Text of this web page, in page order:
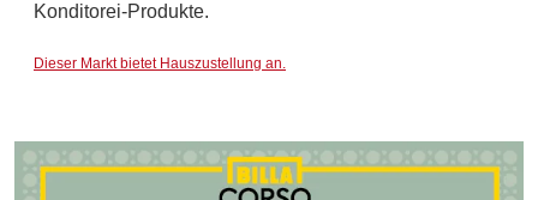
Konditorei-Produkte.
Dieser Markt bietet Hauszustellung an.